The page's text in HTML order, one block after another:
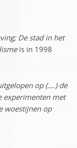
De stad in het
is in 1998
op (….) de
experimenten met
woestijnen op